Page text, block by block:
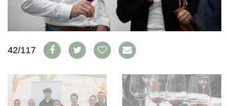
ABO
AUSGABE
VORTEILSWELT
BÜCHER
WEINSZENE
PORTRAITS
VINOPHILES
ARCHIV
ANMELDEN
GEWINNSPIELE
TRINKREIFETABELLE
ABO
42/117